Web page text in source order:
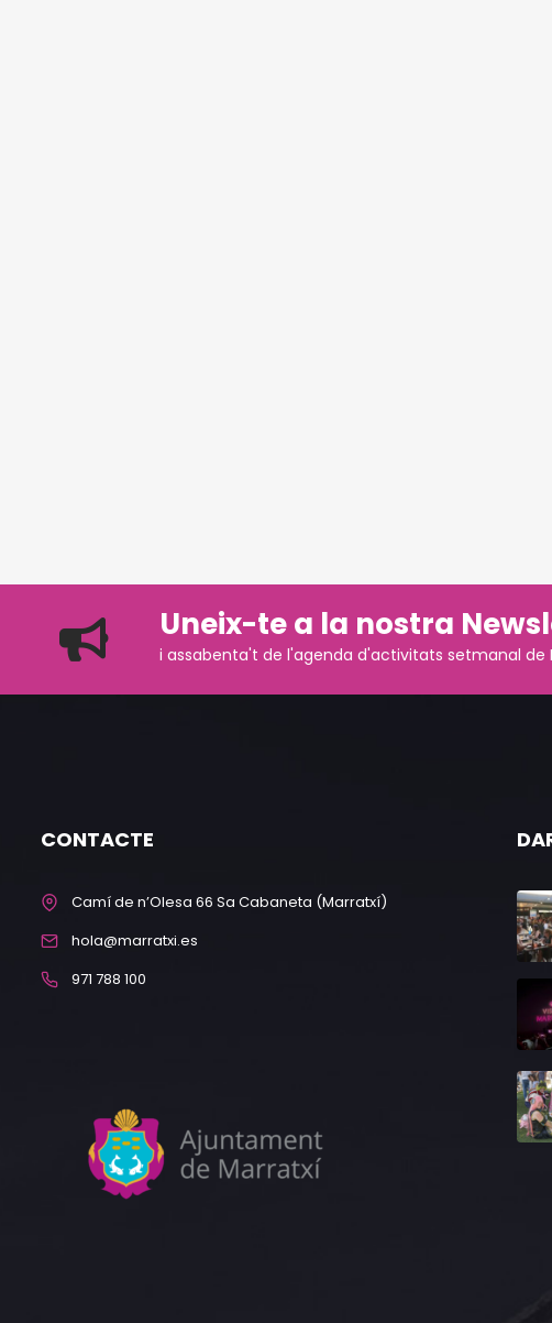
Uneix-te a la nostra
i assabenta't de l'agenda d'activitats setmanal de
CONTACTE
Camí de n’Olesa 66 Sa Cabaneta (Marratxí)
hola@marratxi.es
971 788 100